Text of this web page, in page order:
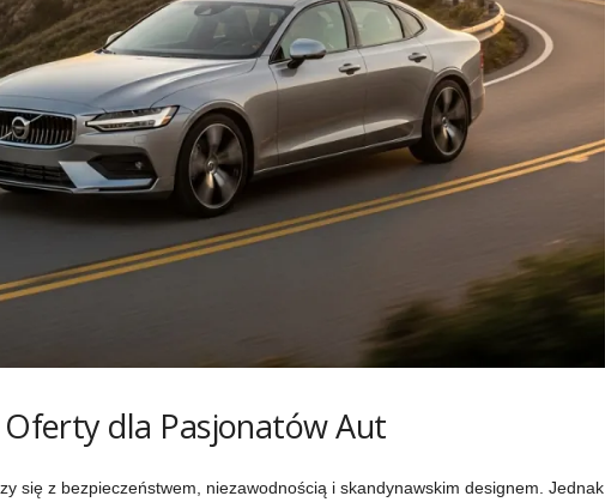
dla Pasjonatów Aut
się z bezpieczeństwem, niezawodnością i skandynawskim designem. Jednak